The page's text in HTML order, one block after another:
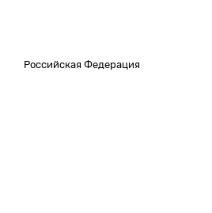
Российская Федерация